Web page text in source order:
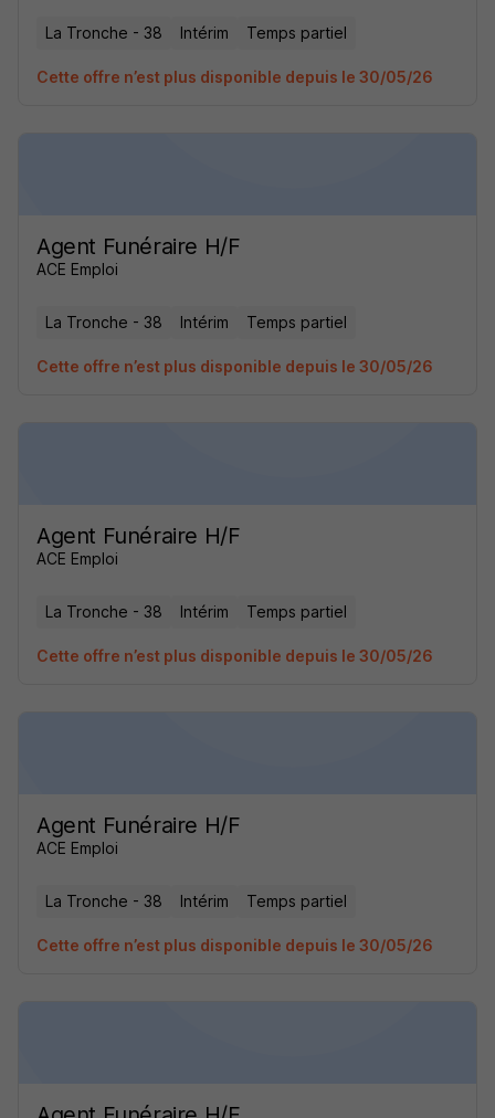
La Tronche - 38 Intérim Temps partiel
Cette offre n’est plus disponible depuis le 30/05/26
Agent Funéraire H/F
ACE Emploi
La Tronche - 38 Intérim Temps partiel
Cette offre n’est plus disponible depuis le 30/05/26
Agent Funéraire H/F
ACE Emploi
La Tronche - 38 Intérim Temps partiel
Cette offre n’est plus disponible depuis le 30/05/26
Agent Funéraire H/F
ACE Emploi
La Tronche - 38 Intérim Temps partiel
Cette offre n’est plus disponible depuis le 30/05/26